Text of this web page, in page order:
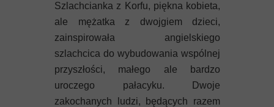
Szlachcianka z Korfu, piękna kobieta,
ale mężatka z dwojgiem dzieci,
zainspirowała angielskiego
szlachcica do wybudowania wspólnej
przyszłości, małego ale bardzo
uroczego pałacyku. Dwoje
zakochanych ludzi, będących razem